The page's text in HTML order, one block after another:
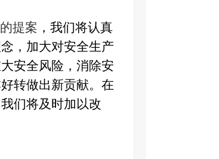
提案 ，我们将认真
， 加大对安全生产
安全风险，消除安
转做出新贡献。在
们将及时加以改